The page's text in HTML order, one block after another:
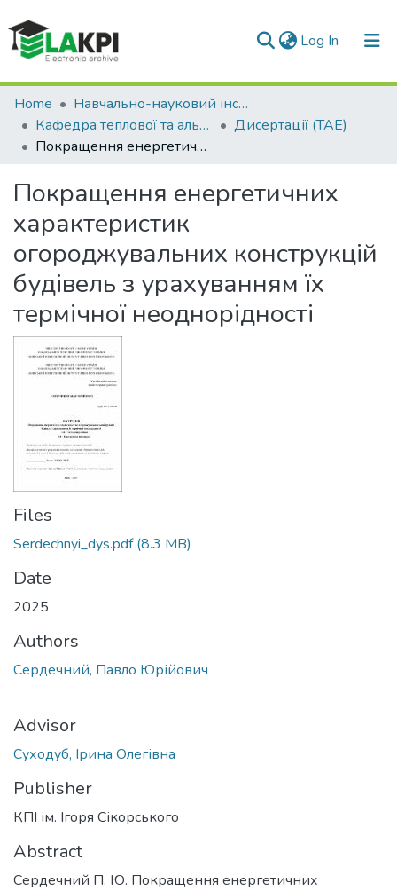
Log In (current)
Communities & Collections
All of DSpace
Home
Навчально-науковий інститут атомної та теплової енергетики (НН ІАТЕ)
Кафедра теплової та альтернативної енергетики (ТАЕ)
Дисертації (ТАЕ)
Покращення енергетичних характеристик огороджувальних конструкцій будівель з урахуванням їх термічної неоднорідності
Покращення енергетичних
характеристик
огороджувальних конструкцій
будівель з урахуванням їх
термічної неоднорідності
Files
Serdechnyi_dys.pdf(8.3 MB)
Date
2025
Authors
Сердечний, Павло Юрійович
Advisor
Суходуб, Ірина Олегівна
Publisher
КПІ ім. Ігоря Сікорського
Abstract
Сердечний П. Ю. Покращення енергетичних